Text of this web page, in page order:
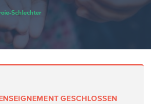
Schlechter
GESCHLOSSEN